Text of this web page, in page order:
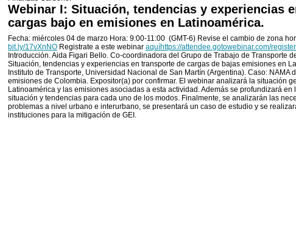
Webinar I: Situación, tendencias y experiencias
cargas bajo en emisiones en Latinoamérica.
Fecha: miércoles 04 de marzo Hora: 9:00-11:00 (GMT-6) Revise el cambio de zona
bit.ly/17vXnNO Registrate a este webinar aquíhttps://attendee.gotowebinar.com/
Introducción. Aida Figari Bello. Co-coordinadora del Grupo de Trabajo de Transporte
Situación, tendencias y experiencias en transporte de cargas de bajas emisiones en
Instituto de Transporte, Universidad Nacional de San Martín (Argentina). Caso: NAMA
emisiones de Colombia. Expositor(a) por confirmar. El webinar analizará la situación
Latinoamérica y las emisiones asociadas a esta actividad. Además se profundizará
situación y tendencias para cada uno de los modos. Finalmente, se analizarán las
problemas a nivel urbano e interurbano, se presentará un caso de estudio y se
instituciones para la mitigación de GEI.